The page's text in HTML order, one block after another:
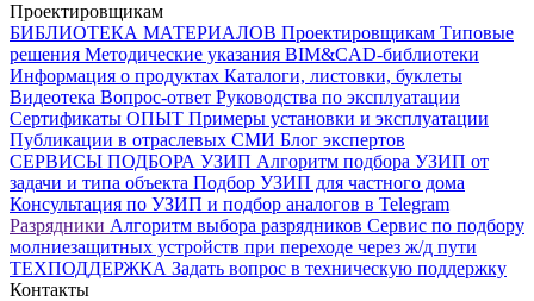
Проектировщикам
БИБЛИОТЕКА МАТЕРИАЛОВ Проектировщикам Типовые
решения Методические указания BIM&CAD-библиотеки
Информация о продуктах Каталоги, листовки, буклеты
Видеотека Вопрос-ответ Руководства по эксплуатации
Сертификаты ОПЫТ Примеры установки и эксплуатации
Публикации в отраслевых СМИ Блог экспертов
СЕРВИСЫ ПОДБОРА УЗИП Алгоритм подбора УЗИП от
задачи и типа объекта Подбор УЗИП для частного дома
Консультация по УЗИП и подбор аналогов в Telegram
Разрядники Алгоритм выбора разрядников Сервис по подбору
молниезащитных устройств при переходе через ж/д пути
ТЕХПОДДЕРЖКА Задать вопрос в техническую поддержку
Контакты